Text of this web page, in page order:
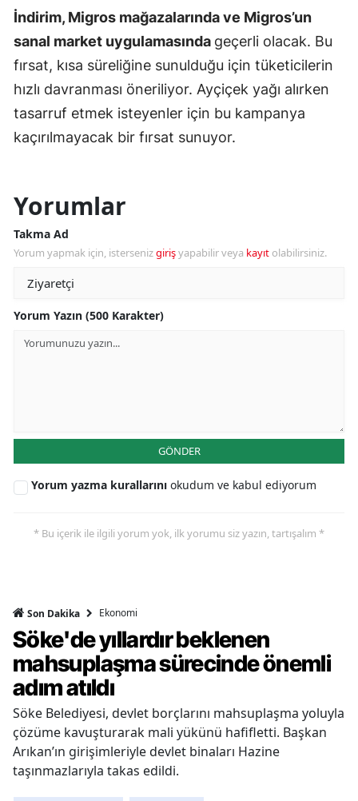
İndirim, Migros mağazalarında ve Migros’un
sanal market uygulamasında geçerli olacak. Bu
fırsat, kısa süreliğine sunulduğu için tüketicilerin
hızlı davranması öneriliyor. Ayçiçek yağı alırken
tasarruf etmek isteyenler için bu kampanya
kaçırılmayacak bir fırsat sunuyor.
Yorumlar
Takma Ad
Yorum yapmak için, istersenizgirişyapabilir veya kayıt olabilirsiniz.
Yorum Yazın (500 Karakter)
GÖNDER
Yorum yazma kurallarını okudum ve kabul ediyorum
* Bu içerik ile ilgili yorum yok, ilk yorumu siz yazın, tartışalım *
Son Dakika Ekonomi
Söke'de yıllardır beklenen
mahsuplaşma sürecinde önemli
adım atıldı
Söke Belediyesi, devlet borçlarını mahsuplaşma yoluyla
çözüme kavuşturarak mali yükünü hafifletti. Başkan
Arıkan’ın girişimleriyle devlet binaları Hazine
taşınmazlarıyla takas edildi.